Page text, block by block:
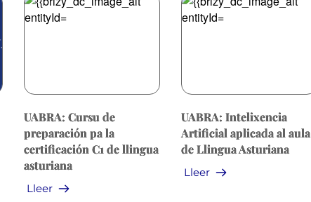
UABRA: Cursu de
preparación pa la
certificación C1 de llingua
asturiana
Lleer
UABRA: Intelixencia
Artificial aplicada al aula
de Llingua Asturiana
Lleer